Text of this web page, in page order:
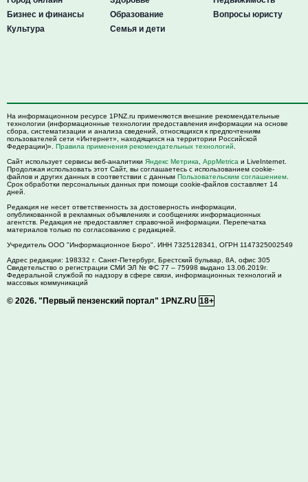
Бизнес и финансы
Культура
Образование
Семья и дети
Вопросы юристу
На информационном ресурсе 1PNZ.ru применяются внешние рекомендательные
технологии (информационные технологии предоставления информации на основе
сбора, систематизации и анализа сведений, относящихся к предпочтениям
пользователей сети «Интернет», находящихся на территории Российской
Федерации)». Правила применения рекомендательных технологий
Сайт использует сервисы веб-аналитики Яндекс Метрика AppMetrica и LiveInternet.
Продолжая использовать этот Сайт, вы соглашаетесь с использованием cookie-
файлов и других данных в соответствии с данным Пользовательским соглашением
Срок обработки персональных данных при помощи cookie-файлов составляет 14
дней.
Редакция не несет ответственность за достоверность информации,
опубликованной в рекламных объявлениях и сообщениях информационных
агентств. Редакция не предоставляет справочной информации. Перепечатка
материалов только по согласованию с редакцией.
Учредитель ООО "Информационное Бюро". ИНН 7325128341, ОГРН 1147325002549
Адрес редакции: 198332 г. Санкт-Петербург, Брестский бульвар, 8А, офис 305
Свидетельство о регистрации СМИ ЭЛ № ФС 77 – 75998 выдано 13.06.2019г.
Федеральной службой по надзору в сфере связи, информационных технологий и
массовых коммуникаций
© 2026. "Первый пензенский портал" 1PNZ.RU 18+